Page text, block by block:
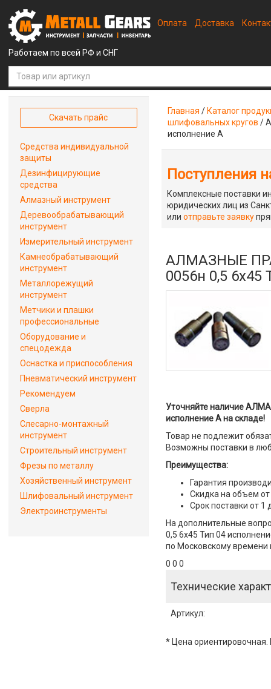
Работаем по всей РФ и СНГ
Оплата Доставка
Главная / Каталог
шлифовальных кругов /
исполнение А
Поступления
Комплексные поставки
юридических лиц из
илиотправьте заявку
АЛМАЗНЫЕ
0056н 0,5
Уточняйте наличие
исполнение А на складе!
Товар не подлежит
Возможны поставки в
Преимущества:
Гарантия
Скидка на объем от
Срок поставки от 1
На дополнительные
0,5 6х45 Тип 04
по Московскому времени
0 0 0
Технические
Артикул:
* Цена ориентировочная.
Скачать прайс
Средства индивидуальной
защиты
Дезинфицирующие
средства
Алмазный инструмент
Деревообрабатывающий
инструмент
Измерительный инструмент
Камнеобрабатывающий
инструмент
Металлорежущий
инструмент
Метчики и плашки
профессиональные
Оборудование и
спецодежда
Оснастка и приспособления
Пневматический инструмент
Рекомендуем
Сверла
Слесарно-монтажный
инструмент
Строительный инструмент
Фрезы по металлу
Хозяйственный инструмент
Шлифовальный инструмент
Электроинструменты